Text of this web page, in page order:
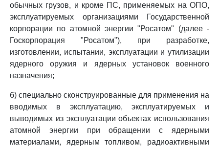
обычных грузов, и кроме ПС, применяемых на ОПО,
эксплуатируемых организациями Государственной
корпорации по атомной энергии "Росатом" (далее -
Госкорпорация "Росатом"), при разработке,
изготовлении, испытании, эксплуатации и утилизации
ядерного оружия и ядерных установок военного
назначения;
б) специально сконструированные для применения на
вводимых в эксплуатацию, эксплуатируемых и
выводимых из эксплуатации объектах использования
атомной энергии при обращении с ядерными
материалами, ядерным топливом, радиоактивными